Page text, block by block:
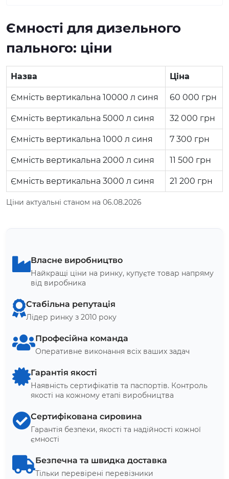
Ємності для дизельного
пального: ціни
Назва Ціна
Ємність вертикальна 10000 л синя 60 000 грн
Ємність вертикальна 5000 л синя 32 000 грн
Ємність вертикальна 1000 л синя 7 300 грн
Ємність вертикальна 2000 л синя 11 500 грн
Ємність вертикальна 3000 л синя 21 200 грн
Ціни актуальні станом на 06.08.2026
Власне виробництво
Найкращі ціни на ринку, купуєте товар напряму
від виробника
Стабільна репутація
Лідер ринку з 2010 року
Професійна команда
Оперативне виконання всіх ваших задач
Гарантія якості
Наявність сертифікатів та паспортів. Контроль
якості на кожному етапі виробництва
Сертифікована сировина
Гарантія безпеки, якості та надійності кожної
ємності
Безпечна та швидка доставка
Тільки перевірені перевізники